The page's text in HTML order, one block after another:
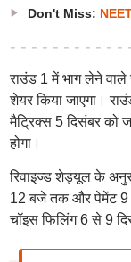
Don't Miss:
राउंड 1 में भाग लेने वाले
शेयर किया जाएगा।
मैट्रिक्स 5 दिसंबर को
होगा।
रिवाइज्ड शेड्यूल के
12 बजे तक और पेमेंट 9
चॉइस फिलिंग 6 से 9